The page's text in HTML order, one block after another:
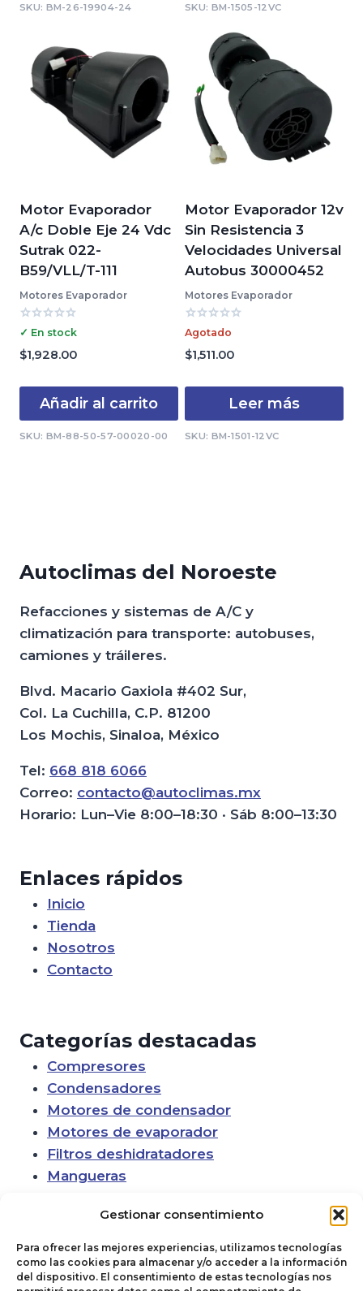
Gestionar consentimiento
Para ofrecer las mejores experiencias, utilizamos tecnologías
como las cookies para almacenar y/o acceder a la información
del dispositivo. El consentimiento de estas tecnologías nos
SKU: BM-26-19904-24 SKU: BM-1505-12VC
Motor Evaporador
A/c Doble Eje 24 Vdc
Sutrak 022-
B59/VLL/T-111
Motores Evaporador
Valorado
0
de
✓ En stock
$1,928.00
Añadir al carrito
SKU: BM-88-50-57-00020-00
Motor Evaporador 12v
Sin Resistencia 3
Velocidades Universal
Autobus 30000452
Motores Evaporador
Valorado
con
0
de
Agotado
$1,511.00
Leer más
SKU: BM-1501-12VC
Autoclimas del Noroeste
Refacciones y sistemas de A/C y
climatización para transporte: autobuses,
camiones y tráileres.
Blvd. Macario Gaxiola #402 Sur,
Col. La Cuchilla, C.P. 81200
Los Mochis, Sinaloa, México
Tel: 668 818 6066
Correo: contacto@autoclimas.mx
Horario: Lun–Vie 8:00–18:30 · Sáb 8:00–13:30
Enlaces rápidos
Inicio
Tienda
Nosotros
Contacto
Categorías destacadas
Compresores
Condensadores
Motores de condensador
Motores de evaporador
Filtros deshidratadores
Mangueras